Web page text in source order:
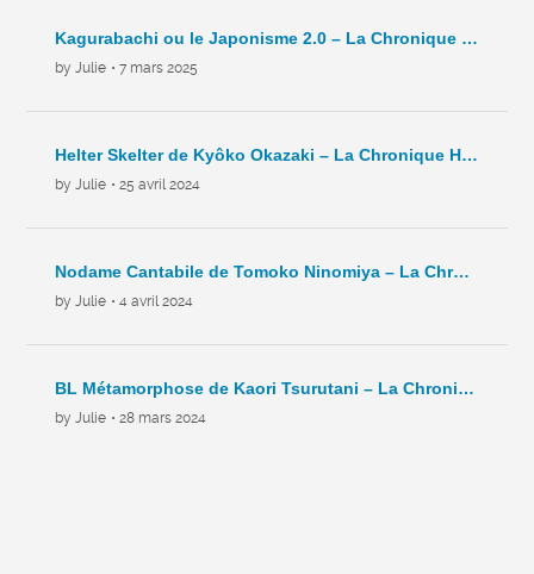
Kagurabachi ou le Japonisme 2.0 – La Chronique Hebdo – C8 – 2025
by Julie • 7 mars 2025
Helter Skelter de Kyôko Okazaki – La Chronique Hebdo – C7 – 2024
by Julie • 25 avril 2024
Nodame Cantabile de Tomoko Ninomiya – La Chronique Hebdo – C6 – 2024
by Julie • 4 avril 2024
BL Métamorphose de Kaori Tsurutani – La Chronique Hebdo – C5- 2024
by Julie • 28 mars 2024